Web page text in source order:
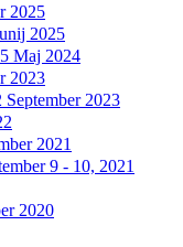
2025
2025
Maj 2024
2023
2023
2021
9 - 10, 2021
2020